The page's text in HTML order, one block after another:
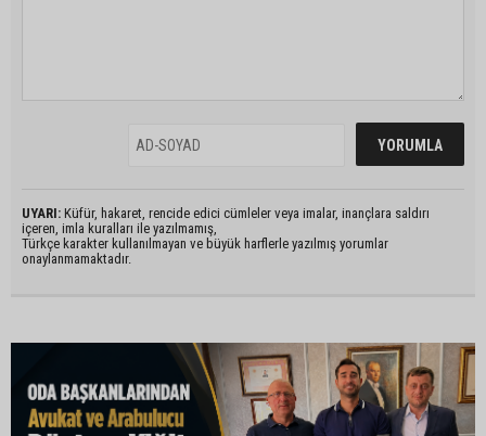
UYARI: Küfür, hakaret, rencide edici cümleler veya imalar, inançlara saldırı
içeren, imla kuralları ile yazılmamış,
Türkçe karakter kullanılmayan ve büyük harflerle yazılmış yorumlar
onaylanmamaktadır.